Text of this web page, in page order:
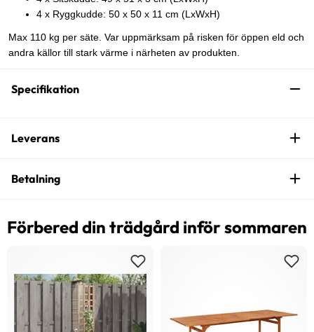
4 x Ryggkudde: 50 x 50 x 11 cm (LxWxH)
Max 110 kg per säte. Var uppmärksam på risken för öppen eld och
andra källor till stark värme i närheten av produkten.
Specifikation
Leverans
Betalning
Förbered din trädgård inför sommaren